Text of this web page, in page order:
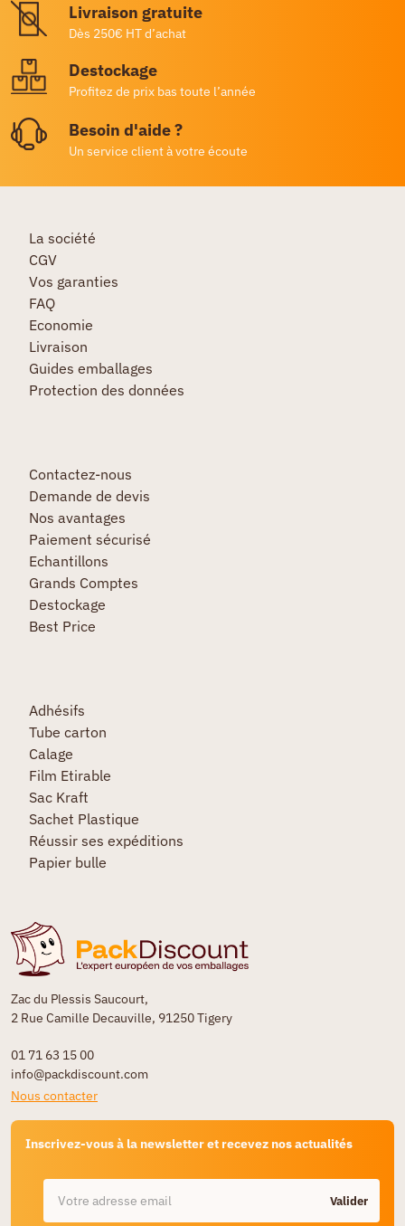
Livraison gratuite
Dès 250€ HT d’achat
Destockage
Profitez de prix bas toute l’année
Besoin d'aide ?
Un service client à votre écoute
Zac du Plessis Saucourt,
2 Rue Camille Decauville, 91250 Tigery
01 71 63 15 00
info@packdiscount.com
Nous contacter
Inscrivez-vous à la newsletter et recevez nos actualités
Valider
La société
CGV
Vos garanties
FAQ
Economie
Livraison
Guides emballages
Protection des données
Contactez-nous
Demande de devis
Nos avantages
Paiement sécurisé
Echantillons
Grands Comptes
Destockage
Best Price
Adhésifs
Tube carton
Calage
Film Etirable
Sac Kraft
Sachet Plastique
Réussir ses expéditions
Papier bulle